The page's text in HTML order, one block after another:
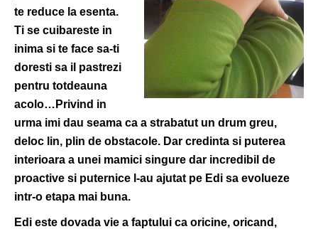
te reduce la esenta.
Ti se cuibareste in
inima si te face sa-ti
doresti sa il pastrezi
pentru totdeauna
acolo…Privind in
urma imi dau seama ca a strabatut un drum greu,
deloc lin, plin de obstacole. Dar credinta si puterea
interioara a unei mamici singure dar incredibil de
proactive si puternice l-au ajutat pe Edi sa evolueze
intr-o etapa mai buna.
Edi este dovada vie a faptului ca oricine, oricand,